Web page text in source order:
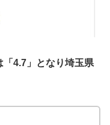
「4.7」となり埼玉県